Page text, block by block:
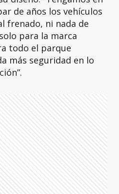
de años los vehículos
frenado, ni nada de
para la marca
todo el parque
más seguridad en lo